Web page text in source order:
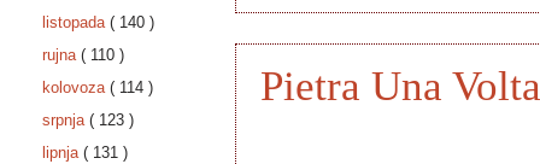
Pietra Una
listopada( 140 )
rujna( 110 )
kolovoza( 114 )
srpnja( 123 )
lipnja( 131 )